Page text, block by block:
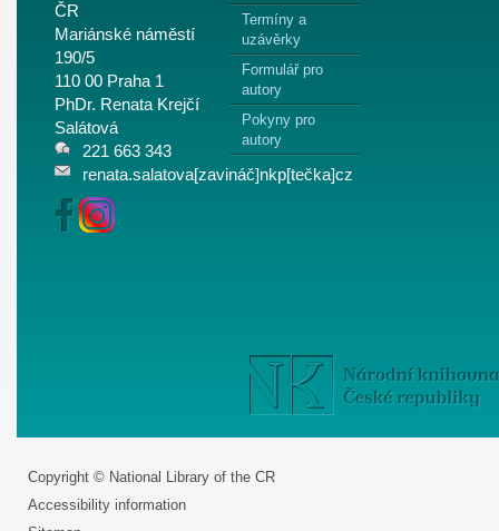
ČR
Mariánské náměstí
190/5
110 00 Praha 1
PhDr. Renata Krejčí
Salátová
221 663 343
renata.salatova[zavináč]nkp[tečka]cz
Termíny a
uzávěrky
Formulář pro
autory
Pokyny pro
autory
Copyright © National Library of the CR
Accessibility information